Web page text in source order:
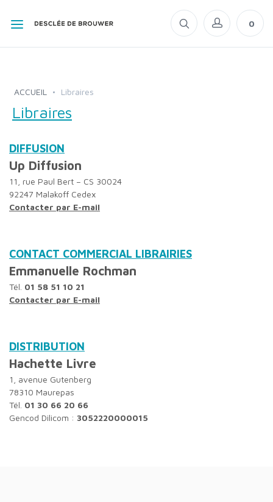
0
ACCUEIL Libraires
Libraires
DIFFUSION
Up Diffusion
11, rue Paul Bert – CS 30024
92247 Malakoff Cedex
Contacter par E-mail
CONTACT COMMERCIAL LIBRAIRIES
Emmanuelle Rochman
Tél. 01 58 51 10 21
Contacter par E-mail
DISTRIBUTION
Hachette Livre
1, avenue Gutenberg
78310 Maurepas
Tél. 01 30 66 20 66
Gencod Dilicom : 3052220000015